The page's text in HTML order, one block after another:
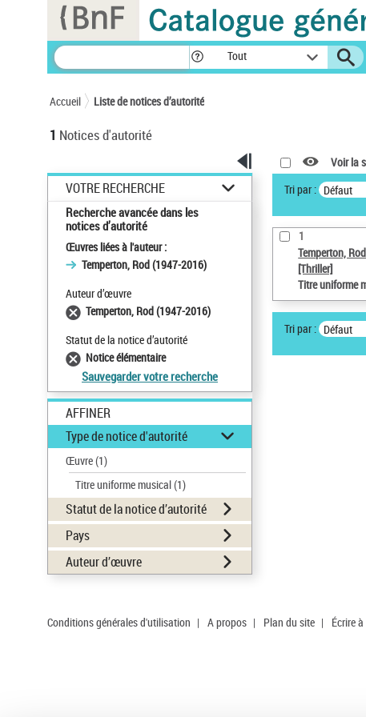
Tout
Accueil Liste de notices d’autorité
1 Notices d'autorité
VOTRE RECHERCHE
Recherche avancée dans les
notices d’autorité
Œuvres liées à l'auteur :
Temperton, Rod (1947-2016)
Auteur d’œuvre
Temperton, Rod (1947-2016)
Statut de la notice d’autorité
Notice élémentaire
Sauvegarder votre recherche
AFFINER
Type de notice d'autorité
Œuvre(1)
Titre uniforme musical(1)
Statut de la notice d’autorité
Pays
Auteur d’œuvre
Voir la
Tri par : Défaut
1
Temperton,
[Thriller]
Titre uniforme
Tri par : Défaut
Conditions générales d'utilisation | A propos | Plan du site | Écrire
Panneau de gestion des cookies